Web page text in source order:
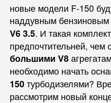
новые модели F-150
наддувным бензиновым
V6 3.5. И такая
предпочтительней, чем
большими V8
необходимо начать
150турбодизелями?
рассмотрим новый